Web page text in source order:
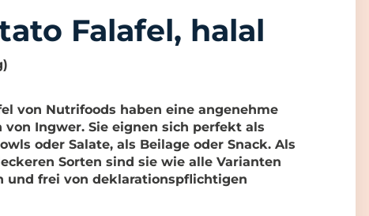
Falafel, halal
von Nutrifoods haben eine angenehme
von Ingwer. Sie eignen sich perfekt als
oder Salate, als Beilage oder Snack. Als
Sorten sind sie wie alle Varianten
und frei von deklarationspflichtigen